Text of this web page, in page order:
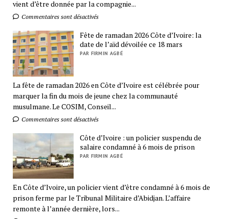
vient d’être donnée par la compagnie...
Commentaires sont désactivés
Fête de ramadan 2026 Côte d’Ivoire: la
date de l’aïd dévoilée ce 18 mars
PAR FIRMIN AGBÉ
La fête de ramadan 2026 en Côte d’Ivoire est célébrée pour
marquer la fin du mois de jeune chez la communauté
musulmane. Le COSIM, Conseil...
Commentaires sont désactivés
Côte d’Ivoire : un policier suspendu de
salaire condamné à 6 mois de prison
PAR FIRMIN AGBÉ
En Côte d’Ivoire, un policier vient d’être condamné à 6 mois de
prison ferme par le Tribunal Militaire d’Abidjan. L’affaire
remonte à l’année dernière, lors...